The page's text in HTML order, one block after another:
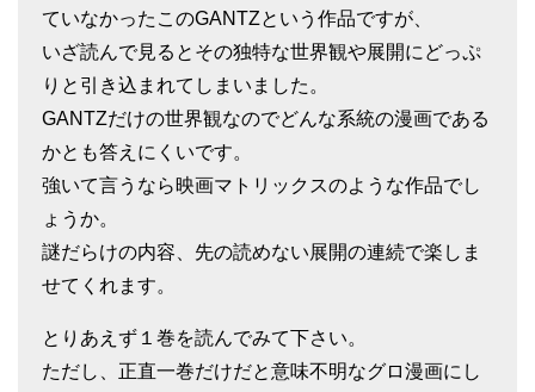
ていなかったこのGANTZという作品ですが、
いざ読んで見るとその独特な世界観や展開にどっぷ
りと引き込まれてしまいました。
GANTZだけの世界観なのでどんな系統の漫画である
かとも答えにくいです。
強いて言うなら映画マトリックスのような作品でし
ょうか。
謎だらけの内容、先の読めない展開の連続で楽しま
せてくれます。
とりあえず１巻を読んでみて下さい。
ただし、正直一巻だけだと意味不明なグロ漫画にし